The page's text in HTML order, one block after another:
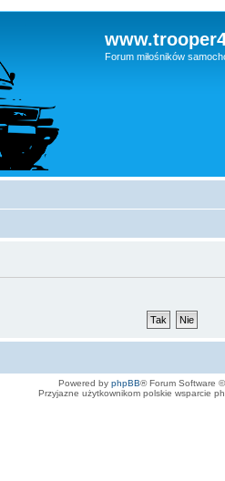
Forum miłośników
Powered by phpBB® Forum Software
Przyjazne użytkownikom polskie wsparcie